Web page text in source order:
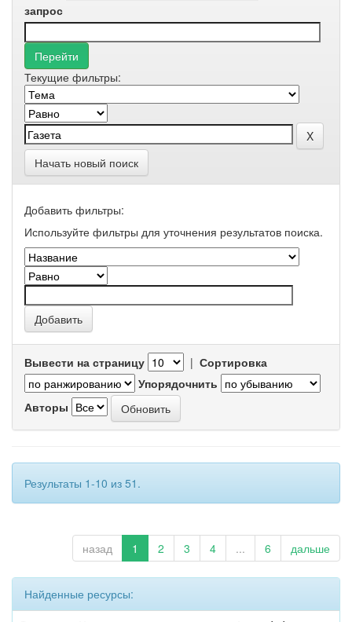
запрос
Текущие фильтры:
Начать новый поиск
Добавить фильтры:
Используйте фильтры для уточнения результатов поиска.
Вывести на страницу | Сортировка
Упорядочнить
Авторы
Результаты 1-10 из 51.
назад 1 2 3 4 ... 6 дальше
Найденные ресурсы: